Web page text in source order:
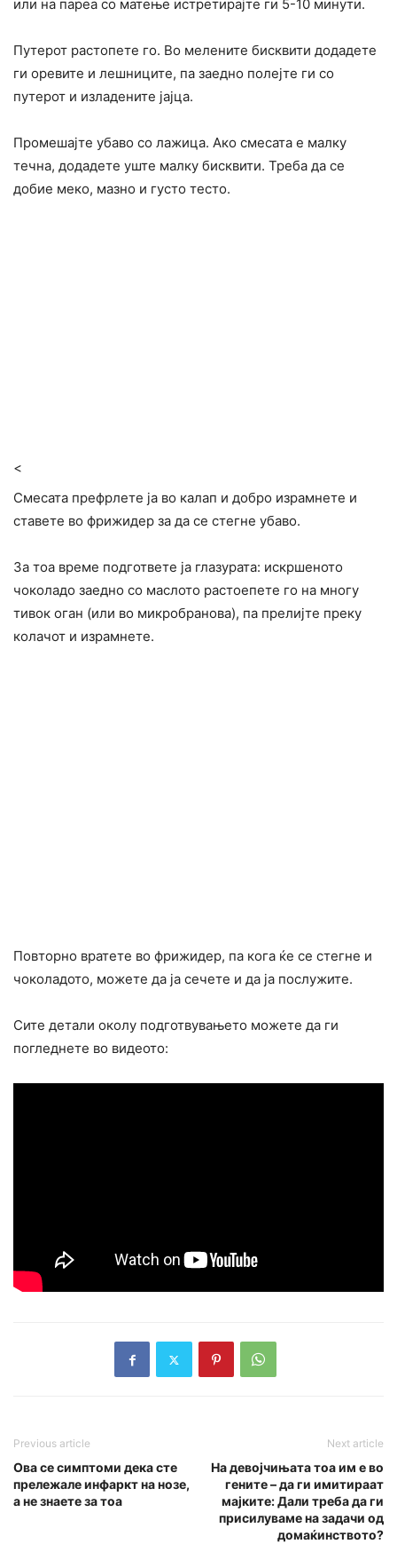
или на пареа со матење истретирајте ги 5-10 минути.
Путерот растопете го. Во мелените бисквити додадете
ги оревите и лешниците, па заедно полејте ги со
путерот и изладените јајца.
Промешајте убаво со лажица. Ако смесата е малку
течна, додадете уште малку бисквити. Треба да се
добие меко, мазно и густо тесто.
<
Смесата префрлете ја во калап и добро израмнете и
ставете во фрижидер за да се стегне убаво.
За тоа време подгответе ја глазурата: искршеното
чоколадо заедно со маслото растоепете го на многу
тивок оган (или во микробранова), па прелијте преку
колачот и израмнете.
Повторно вратете во фрижидер, па кога ќе се стегне и
чоколадото, можете да ја сечете и да ја послужите.
Сите детали околу подготвувањето можете да ги
погледнете во видеото:
Previous article
Ова се симптоми дека сте
прележале инфаркт на нозе,
а не знаете за тоа
Next article
На девојчињата тоа им е во
гените – да ги имитираат
мајките: Дали треба да ги
присилуваме на задачи од
домаќинството?